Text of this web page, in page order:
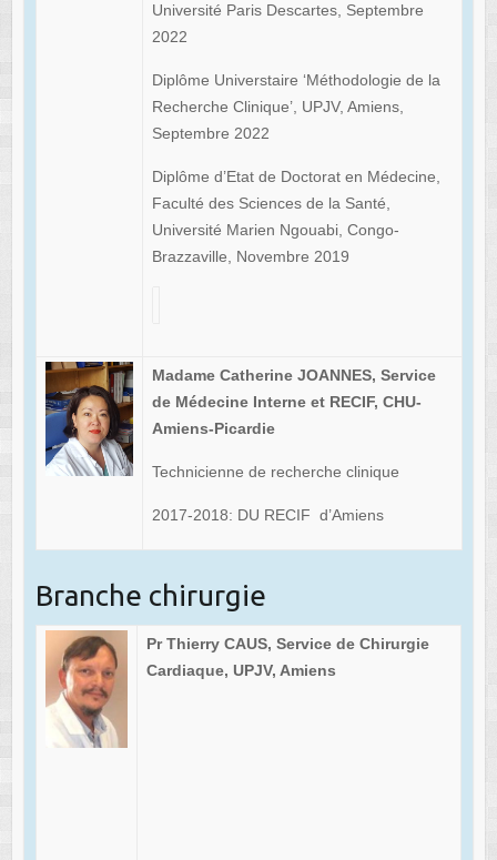
Université Paris Descartes, Septembre
2022
Diplôme Universtaire ‘Méthodologie de la
Recherche Clinique’, UPJV, Amiens,
Septembre 2022
Diplôme d’Etat de Doctorat en Médecine,
Faculté des Sciences de la Santé,
Université Marien Ngouabi, Congo-
Brazzaville, Novembre 2019
Madame Catherine JOANNES, Service
de Médecine Interne et RECIF, CHU-
Amiens-Picardie
Technicienne de recherche clinique
2017-2018: DU RECIF d’Amiens
Branche chirurgie
Pr Thierry CAUS, Service de Chirurgie
Cardiaque, UPJV, Amiens